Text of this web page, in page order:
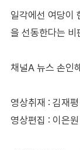
일각에선 여당이
을 선동한다는 비
채널A 뉴스 손인
영상취재 : 김재
영상편집 : 이은원